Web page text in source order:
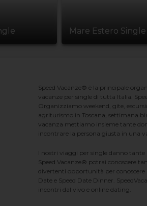
Mare Estero Single
Speed Vacanze® è la principale
vacanze per single di tutta Italia.
Organizziamo weekend, gite,
agriturismo in Toscana, settimana
vacanza mettiamo insieme tante
incontrare la persona giusta in una
I nostri viaggi per single danno tante
Speed Vacanze® potrai conoscere
divertenti opportunità per conoscere
Date e Speed Date Dinner.
incontri dal vivo e online dating.